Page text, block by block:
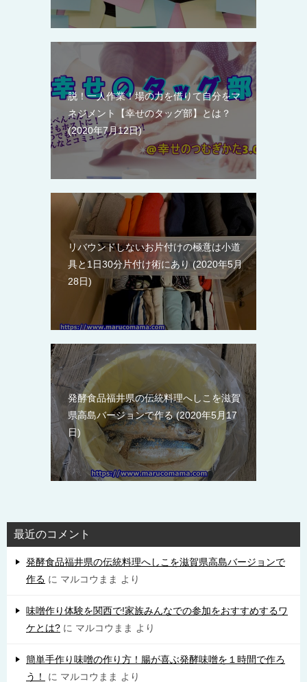
脱！一人作業！場の力を借りて自分をマ
ネジメント【幸せのタッグ部】とは？
2020年7月12日
リバウンドしないお片付けの極意は小道
具と1日30分片付け術にあり 2020年5月
28日
発酵食品福井県の伝統料理へしこを滋賀
県高島バージョンで作る 2020年5月17
日
最近のコメント
発酵食品福井県の伝統料理へしこを滋賀県高島バージョンで
作る に マルコウまま より
味噌作り体験を関西で!家族みんなでの参加をおすすめするワ
ケとは? に マルコウまま より
簡単手作り味噌の作り方！腸が喜ぶ発酵味噌を１時間で作ろ
う！
に マルコウまま より